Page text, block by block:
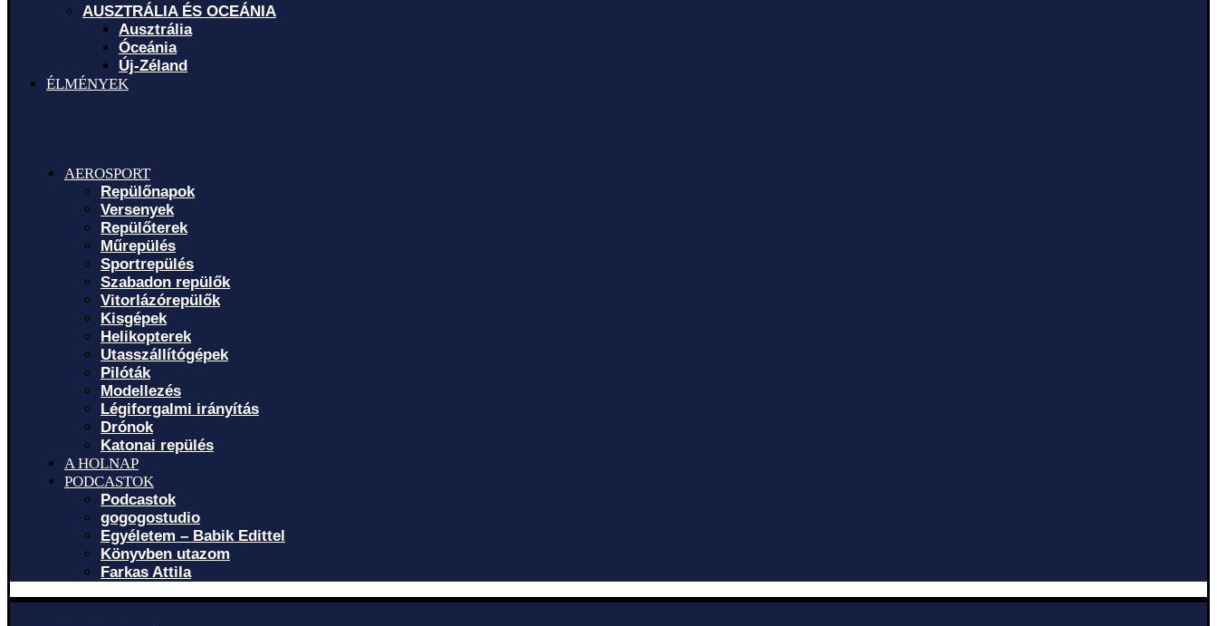
AUSZTRÁLIA ÉS OCEÁNIA
Ausztrália
Óceánia
Új-Zéland
ÉLMÉNYEK
AEROSPORT
Repülőnapok
Versenyek
Repülőterek
Műrepülés
Sportrepülés
Szabadon repülők
Vitorlázórepülők
Kisgépek
Helikopterek
Utasszállítógépek
Pilóták
Modellezés
Légiforgalmi irányítás
Drónok
Katonai repülés
A HOLNAP
PODCASTOK
Podcastok
gogogostudio
Egyéletem – Babik Edittel
Könyvben utazom
Farkas Attila